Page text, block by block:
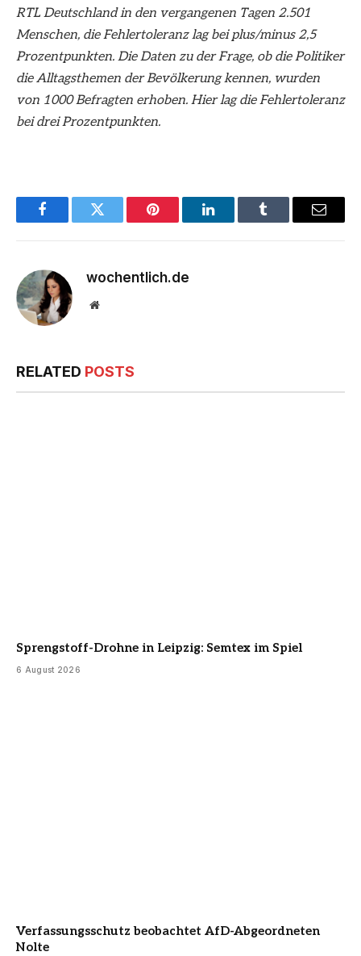
RTL Deutschland in den vergangenen Tagen 2.501
Menschen, die Fehlertoleranz lag bei plus/minus 2,5
Prozentpunkten. Die Daten zu der Frage, ob die Politiker
die Alltagsthemen der Bevölkerung kennen, wurden
von 1000 Befragten erhoben. Hier lag die Fehlertoleranz
bei drei Prozentpunkten.
FacebookTwitter Pinterest LinkedInTumblr Email
wochentlich.de
Website
RELATED POSTS
Sprengstoff-Drohne in Leipzig: Semtex im Spiel
6 August 2026
Verfassungsschutz beobachtet AfD-Abgeordneten
Nolte